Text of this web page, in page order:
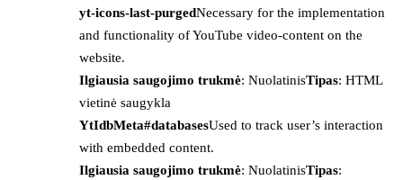
yt-icons-last-purgedNecessary for the implementation
and functionality of YouTube video-content on the
website.
Ilgiausia saugojimo trukmė: NuolatinisTipas: HTML
vietinė saugykla
YtIdbMeta#databasesUsed to track user’s interaction
with embedded content.
Ilgiausia saugojimo trukmė: NuolatinisTipas: